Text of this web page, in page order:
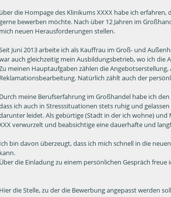
über die Hompage des Klinikums XXXX habe ich erfahren,
bewerben möchte. Nach über 12 Jahren im
mich neuen Herausforderungen stellen.
Juni 2013 arbeite ich als Kauffrau im Groß- und
auch gleichzeitig mein Ausbildungsbetrieb, wo ich die
meinen Hauptaufgaben zählen die
Reklamationsbearbeitung. Natürlich zählt auch der
Durch meine Berufserfahrung im Großhandel habe ich
ich auch in Stresssituationen stets ruhig und
leidet. Als gebürtige (Stadt in der ich wohne)
verwurzelt und beabsichtige eine dauerhafte und
Ich bin davon überzeugt, dass ich mich schnell in die
kann.
Über die Einladung zu einem persönlichen Gespräch freue
Hier die Stelle, zu der die Bewerbung angepasst werden soll